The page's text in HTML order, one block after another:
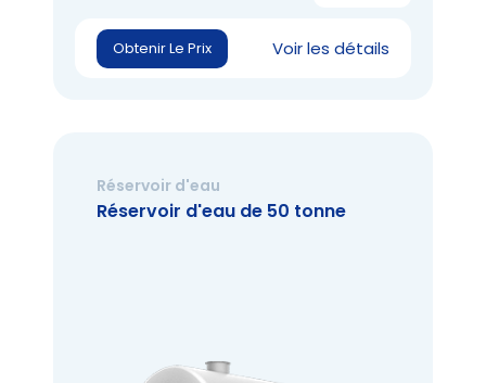
Obtenir Le Prix Voir les détails
Réservoir d'eau
Réservoir d'eau de 50 tonne